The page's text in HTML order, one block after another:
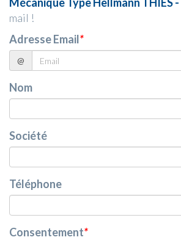
mail !
Adresse Email*
@
Nom
Société
Téléphone
Consentement*